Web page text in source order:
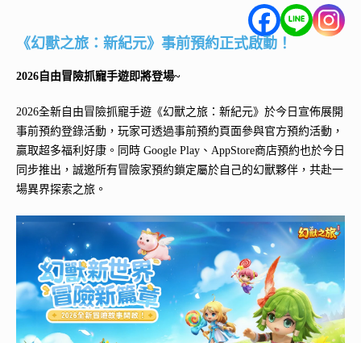
《幻獸之旅：新紀元》事前預約正式啟動！
2026自由冒險抓寵手遊即將登場~
2026全新自由冒險抓寵手遊《幻獸之旅：新紀元》於今日宣佈展開
事前預約登錄活動，玩家可透過事前預約頁面參與官方預約活動，
贏取超多福利好康。同時 Google Play、AppStore商店預約也於今日
同步推出，誠邀所有冒險家預約鎖定屬於自己的幻獸夥伴，共赴一
場異界探索之旅。